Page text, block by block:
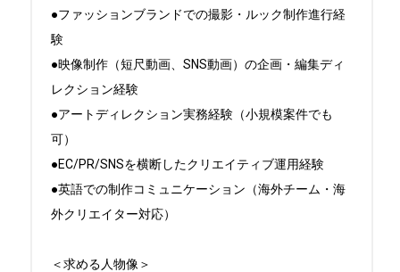
●ファッションブランドでの撮影・ルック制作進行経
験
●映像制作（短尺動画、SNS動画）の企画・編集ディ
レクション経験
●アートディレクション実務経験（小規模案件でも
可）
●EC/PR/SNSを横断したクリエイティブ運用経験
●英語での制作コミュニケーション（海外チーム・海
外クリエイター対応）
＜求める人物像＞